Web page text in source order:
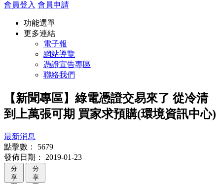
會員登入 會員申請
功能選單
更多連結
電子報
網站導覽
憑證宣告專區
聯絡我們
【新聞專區】綠電憑證交易來了 從冷清
到上萬張可期 買家求預購(環境資訊中心)
最新消息
點擊數：
5679
發佈日期：
2019-01-23
分
享
分
享